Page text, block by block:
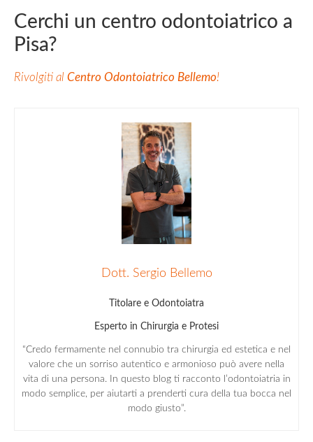
Cerchi un centro odontoiatrico a
Pisa?
Rivolgiti al Centro Odontoiatrico Bellemo!
Dott. Sergio Bellemo
Titolare e Odontoiatra
Esperto in Chirurgia e Protesi
“Credo fermamente nel connubio tra chirurgia ed estetica e nel
valore che un sorriso autentico e armonioso può avere nella
vita di una persona. In questo blog ti racconto l’odontoiatria in
modo semplice, per aiutarti a prenderti cura della tua bocca nel
modo giusto”.